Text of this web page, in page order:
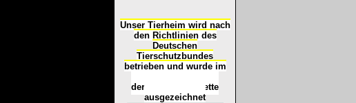
Unser Tierheim wird nach
den Richtlinien des
Deutschen
Tierschutzbundes
betrieben und wurde im
der
Tierheimplakette
ausgezeichnet